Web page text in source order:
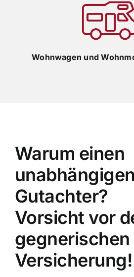
Wohnwagen und
Warum einen
Gutachter?
Vorsicht vor
gegnerischen
Versicherung!